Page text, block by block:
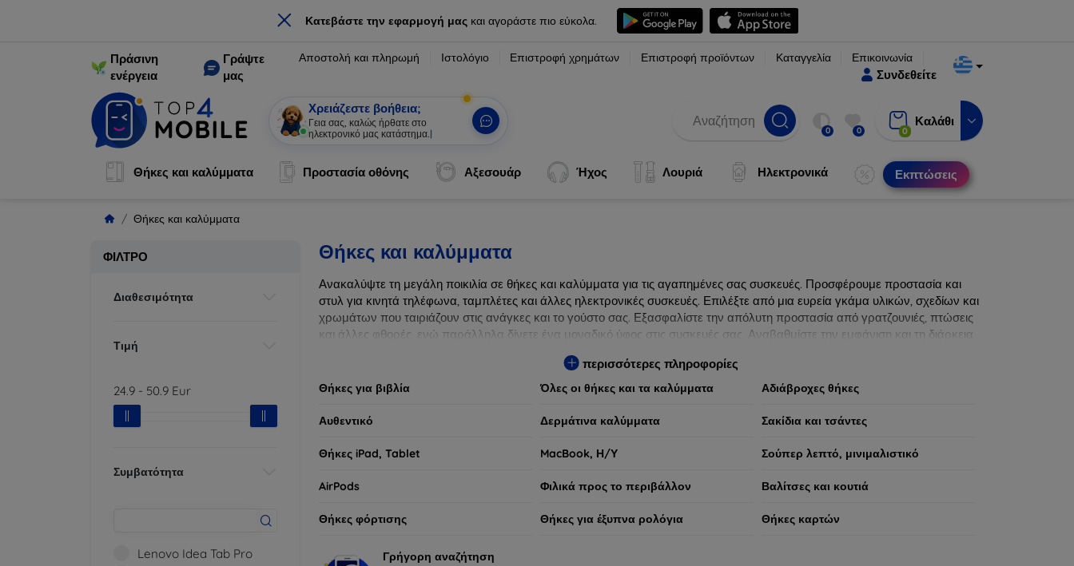
× Κατεβάστε την εφαρμογή μαςκαι αγοράστε πιο εύκολα.
Πράσινη
ενέργεια
Γράψτε
μας
Αποστολή και πληρωμή Ιστολόγιο Επιστροφή χρημάτων Επιστροφή προϊόντων Καταγγελία Επικοινωνία
Συνδεθείτε
Χρειάζεστε βοήθεια;
Γεια σας, καλώς ήρθατε στο
ηλεκτρονικό μας κατάστημα. | 0 0 0
Καλάθι
Θήκες και καλύμματα Προστασία οθόνης Αξεσουάρ Ήχος Λουριά Ηλεκτρονικά Εκπτώσεις
Θήκες και καλύμματα
ΦΊΛΤΡΟ
Διαθεσιμότητα
Τιμή
24.9 - 50.9 Eur
Συμβατότητα
Lenovo Idea Tab Pro
Θήκες και καλύμματα
Ανακαλύψτε τη μεγάλη ποικιλία σε θήκες και καλύμματα για τις αγαπημένες σας συσκευές. Προσφέρουμε προστασία και
στυλ για κινητά τηλέφωνα, ταμπλέτες και άλλες ηλεκτρονικές συσκευές. Επιλέξτε από μια ευρεία γκάμα υλικών, σχεδίων και
χρωμάτων που ταιριάζουν στις ανάγκες και το γούστο σας. Εξασφαλίστε την απόλυτη προστασία από γρατζουνιές, πτώσεις
και άλλες φθορές, ενώ παράλληλα δίνετε ένα μοναδικό ύφος στις συσκευές σας. Αναβαθμίστε την εμφάνιση και τη διάρκεια
περισσότερες πληροφορίες
Θήκες για βιβλία Όλες οι θήκες και τα καλύμματα Αδιάβροχες θήκες
Αυθεντικό Δερμάτινα καλύμματα Σακίδια και τσάντες
Θήκες iPad, Tablet MacBook, Η/Υ Σούπερ λεπτό, μινιμαλιστικό
AirPods Φιλικά προς το περιβάλλον Βαλίτσες και κουτιά
Θήκες φόρτισης Θήκες για έξυπνα ρολόγια Θήκες καρτών
Γρήγορη αναζήτηση